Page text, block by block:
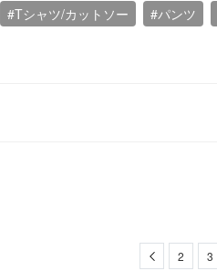
#Tシャツ/カットソー #パンツ
Previous
2 3